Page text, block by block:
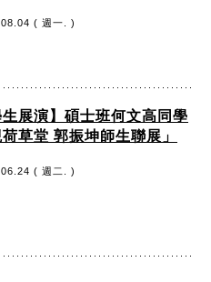
( 週一. )
生展演】碩士班何文高同學
荷草堂 郭振坤師生聯展」
( 週二. )